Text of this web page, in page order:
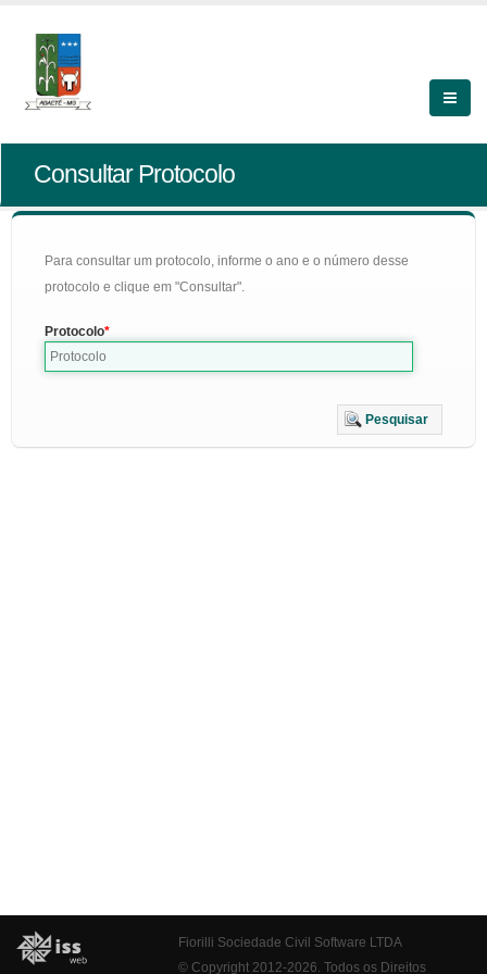
Consultar Protocolo
Para consultar um protocolo, informe o ano e o número desse
protocolo e clique em "Consultar".
Protocolo
Pesquisar
Fiorilli Sociedade Civil Software LTDA
© Copyright 2012-2026. Todos os Direitos